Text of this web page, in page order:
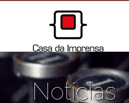
Notícias